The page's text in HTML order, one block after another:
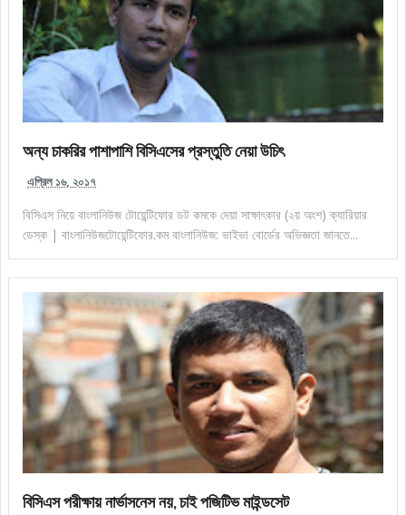
অন্য চাকরির পাশাপাশি বিসিএসের প্রস্তুতি নেয়া উচিৎ
এপ্রিল ১৬, ২০১৭
বিসিএস নিয়ে বাংলানিউজ টোয়েন্টিফোর ডট কমকে দেয়া সাক্ষাৎকার (২য় অংশ) ক্যারিয়ার
ডেস্ক | বাংলানিউজটোয়েন্টিফোর.কম বাংলানিউজ: ভাইভা বোর্ডের অভিজ্ঞতা জানতে...
বিসিএস পরীক্ষায় নার্ভাসনেস নয়, চাই পজিটিভ মাইন্ডসেট